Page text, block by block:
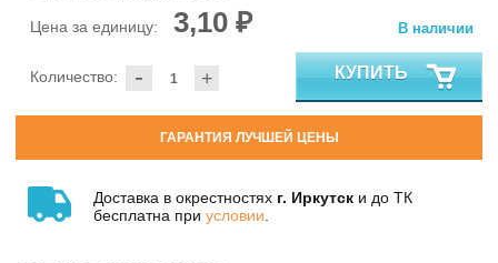
Цена за единицу: 3,10 ₽
- +
Количество:
В наличии
КУПИТЬ
ГАРАНТИЯ ЛУЧШЕЙ ЦЕНЫ
Доставка в окрестностях г. Иркутск и до ТК
бесплатна при условии